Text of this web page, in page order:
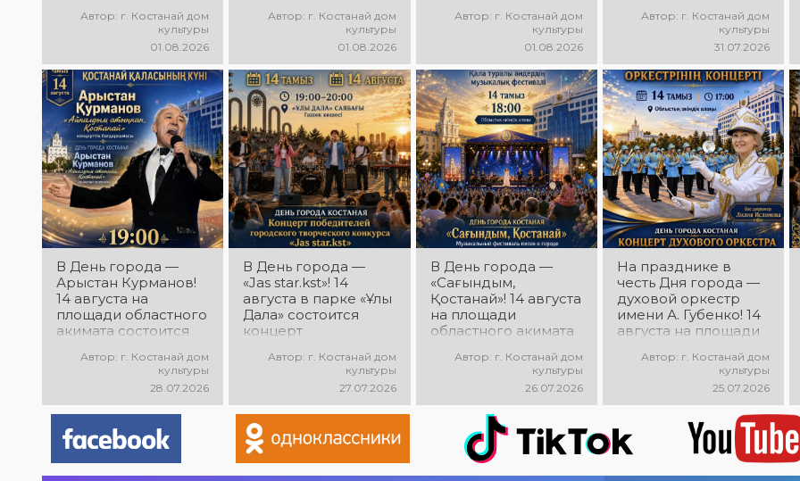
Автор: г. Костанай дом
культуры
01.08.2026
Автор: г. Костанай дом
культуры
01.08.2026
концертная
программа Азамата
Ибраева! Вас ждут
любимые песни,
яркое выступление,
мощная энергия и
праздничное
настроение!
Автор: г. Костанай дом
культуры
01.08.2026
программа
коллективов города
«Street Music»! Вас
ждут современная
музыка, яркие
выступления,
мощная энергия и
праздничное
настроение!
Автор: г. Костанай дом
культуры
31.07.2026
В День города —
Арыстан Курманов!
14 августа на
площади областного
акимата состоится
программа
«Айналдым атыңнан,
Қостанай»! Вас ждут
любимые песни,
яркое выступление
и праздничное
Автор: г. Костанай дом
культуры
28.07.2026
В День города —
«Jas star.kst»! 14
августа в парке «Ұлы
Дала» состоится
концерт
городского
конкурса «Jas
star.kst»! Вас ждут
яркие выступления
молодых талантов,
современные песни,
мощная энергия и
Автор: г. Костанай дом
культуры
27.07.2026
В День города —
«Сағындым,
Қостанай»! 14 августа
на площади
областного акимата
музыкальный
фестиваль песен о
городе «Сағындым,
Қостанай»! Вас ждут
прекрасные песни о
родном городе,
яркие выступления и
праздничная
Автор: г. Костанай дом
культуры
26.07.2026
На празднике в
честь Дня города —
духовой оркестр
имени А. Губенко! 14
августа на площади
состоится
концерт оркестра.
Главный дирижёр —
Лилия Ислямова. Вас
ждут живая музыка,
яркие выступления и
праздничное
Автор: г. Костанай дом
культуры
25.07.2026